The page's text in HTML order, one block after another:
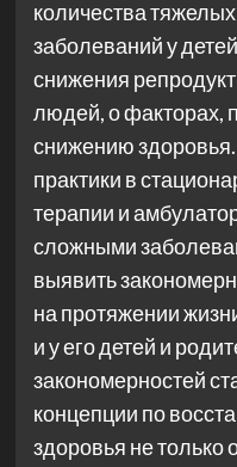
количества
заболеваний у
снижения
людей, о факторах,
снижению
практики в
терапии и
сложными
выявить
на протяжении
и у его детей и
закономерностей
концепции по
здоровья не только